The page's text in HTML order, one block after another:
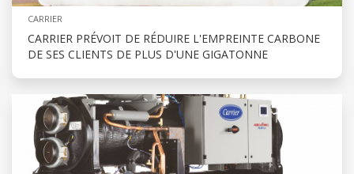
CARRIER
CARRIER PRÉVOIT DE RÉDUIRE L'EMPREINTE CARBONE
DE SES CLIENTS DE PLUS D'UNE GIGATONNE